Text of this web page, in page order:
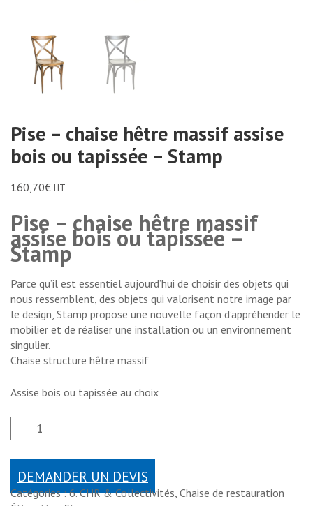
Pise – chaise hêtre massif assise
bois ou tapissée – Stamp
160,70€ HT
Pise – chaise hêtre massif
assise bois ou tapissée –
Stamp
Parce qu’il est essentiel aujourd’hui de choisir des objets qui
nous ressemblent, des objets qui valorisent notre image par
le design, Stamp propose une nouvelle façon d’appréhender le
mobilier et de réaliser une installation ou un environnement
singulier.
Chaise structure hêtre massif
Assise bois ou tapissée au choix
DEMANDER UN DEVIS
Catégories :6. CHR & Collectivités, Chaise de restauration